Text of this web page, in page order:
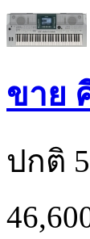
ขาย
ปกติ